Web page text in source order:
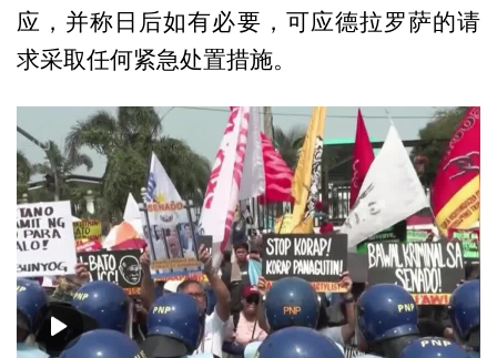
应，并称日后如有必要，可应德拉罗萨的请
求采取任何紧急处置措施。
00:00 00:41